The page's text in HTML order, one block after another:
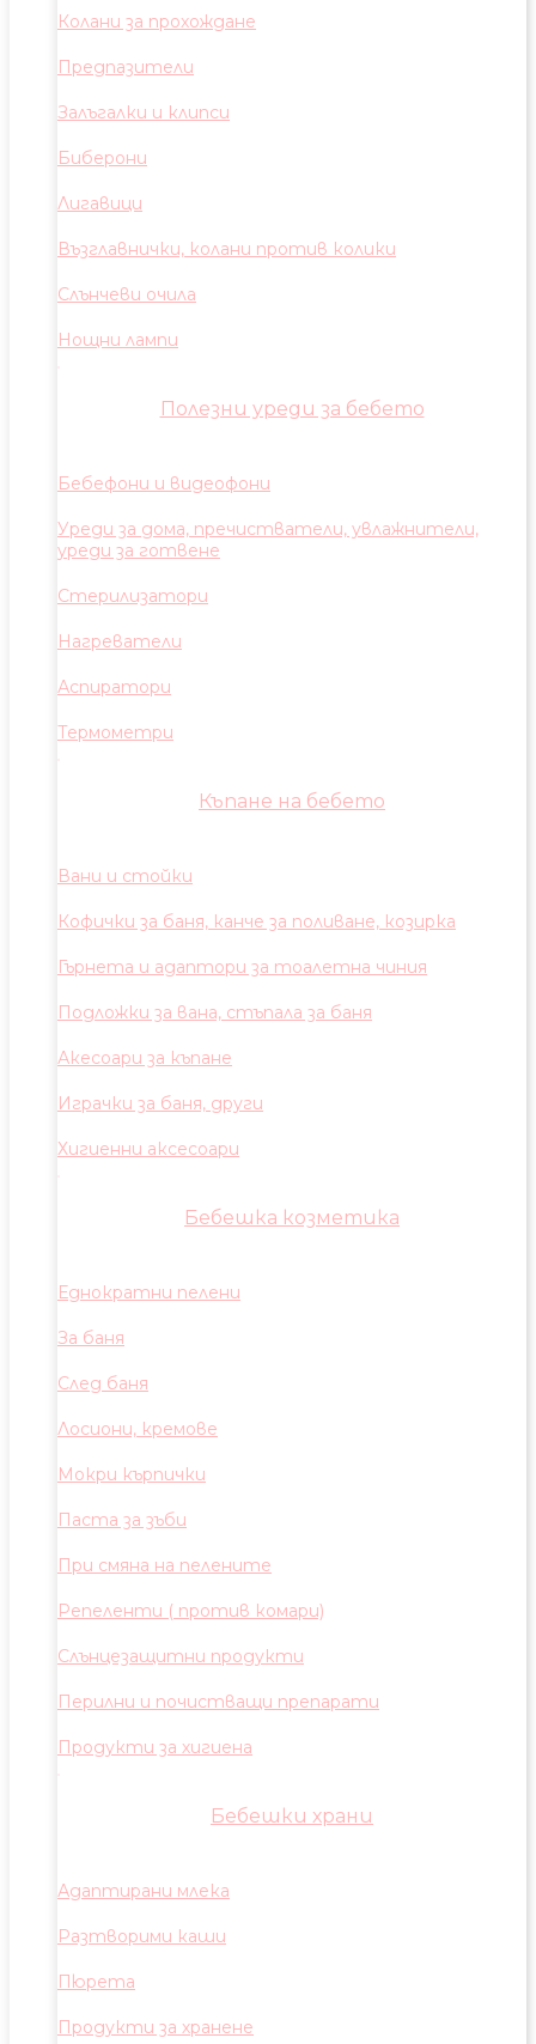
Колани за прохождане
Предпазители
Залъгалки и клипси
Биберони
Лигавици
Възглавнички, колани против колики
Слънчеви очила
Нощни лампи
Полезни уреди за бебето
Бебефони и видеофони
Уреди за дома, пречистватели, увлажнители,
уреди за готвене
Стерилизатори
Нагреватели
Аспиратори
Термометри
Къпане на бебето
Вани и стойки
Кофички за баня, канче за поливане, козирка
Гърнета и адаптори за тоалетна чиния
Подложки за вана, стъпала за баня
Акесоари за къпане
Играчки за баня, други
Хигиенни аксесоари
Бебешка козметика
Еднократни пелени
За баня
След баня
Лосиони, кремове
Мокри кърпички
Паста за зъби
При смяна на пелените
Репеленти ( против комари)
Слънцезащитни продукти
Перилни и почистващи препарати
Продукти за хигиена
Бебешки храни
Адаптирани млека
Разтворими каши
Пюрета
Продукти за хранене